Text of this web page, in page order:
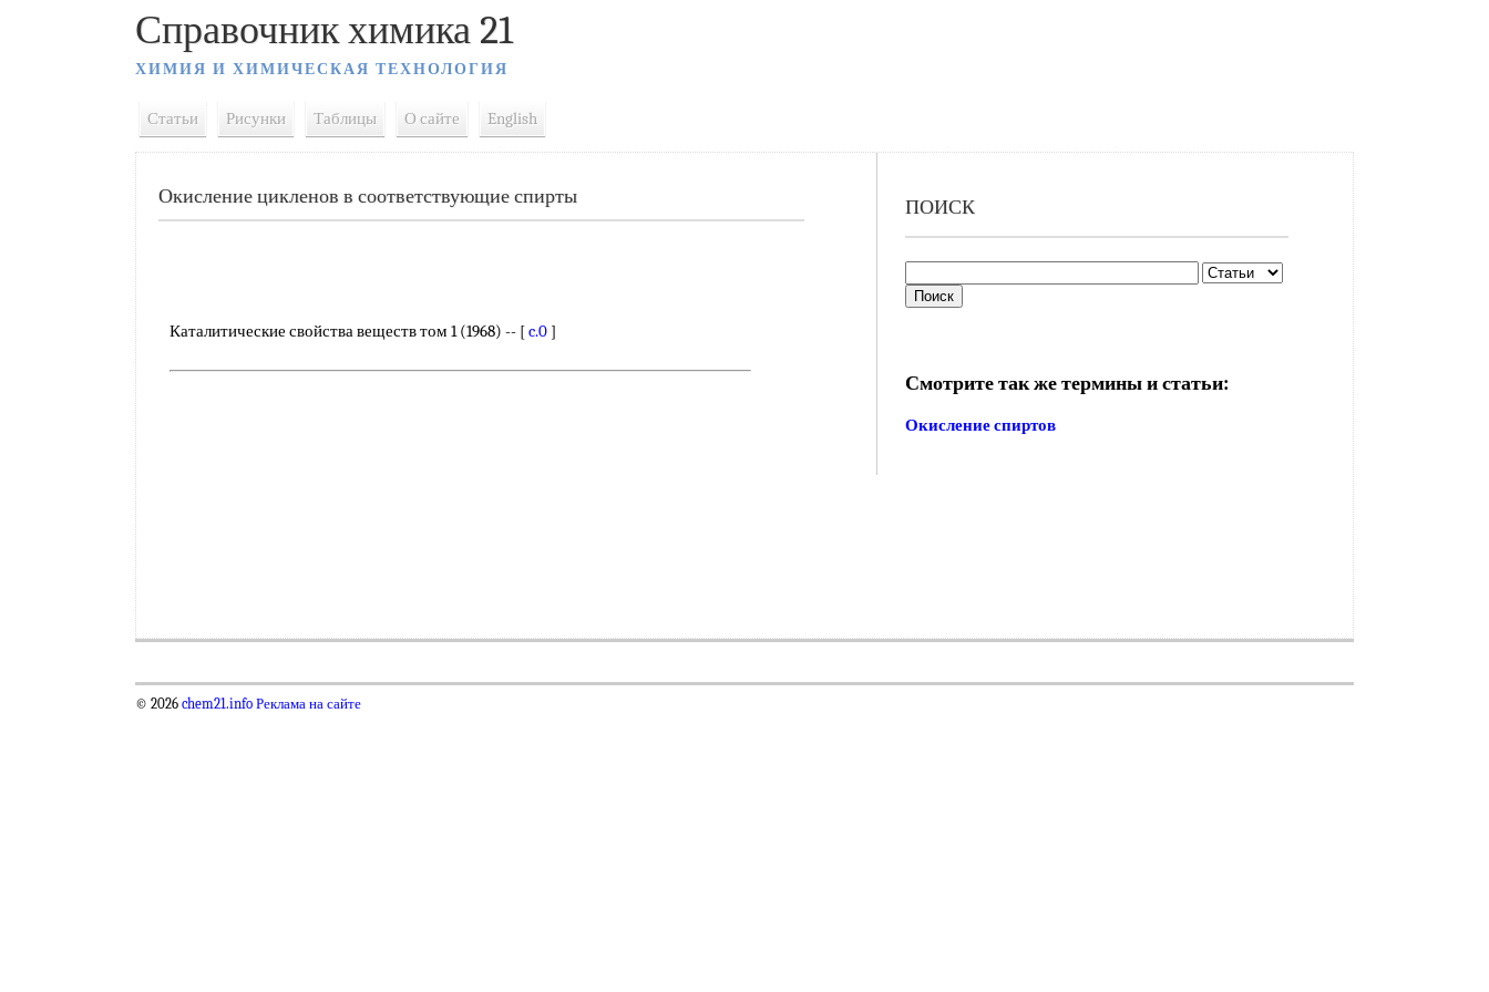
Справочник химика 21
ХИМИЯ И ХИМИЧЕСКАЯ ТЕХНОЛОГИЯ
Статьи Рисунки Таблицы О сайте English
Окисление цикленов в соответствующие спирты
Каталитические свойства веществ том 1 (1968) -- [c.0 ]
ПОИСК
Смотрите так же термины и статьи:
Окисление спиртов
© 2026 chem21.info Реклама на сайте